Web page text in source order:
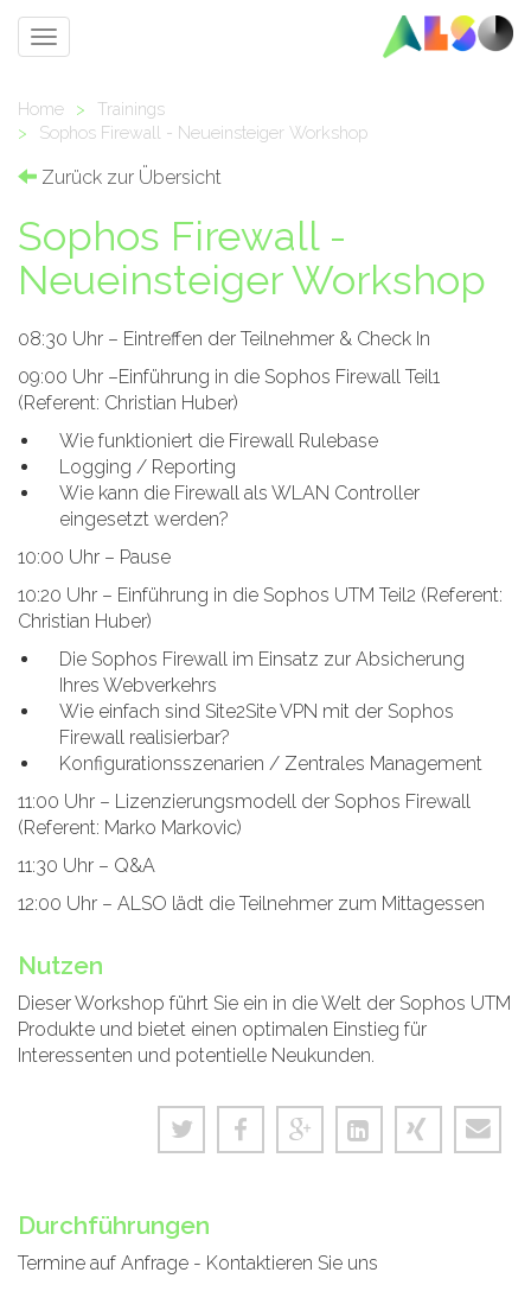
Toggle
Home >
Trainings
>
Sophos Firewall - Neueinsteiger Workshop
Zurück zur Übersicht
Sophos Firewall -
Neueinsteiger Workshop
08:30 Uhr – Eintreffen der Teilnehmer & Check In
09:00 Uhr –Einführung in die Sophos Firewall Teil1
(Referent: Christian Huber)
Wie funktioniert die Firewall Rulebase
Logging / Reporting
Wie kann die Firewall als WLAN Controller
eingesetzt werden?
10:00 Uhr – Pause
10:20 Uhr – Einführung in die Sophos UTM Teil2 (Referent:
Christian Huber)
Die Sophos Firewall im Einsatz zur Absicherung
Ihres Webverkehrs
Wie einfach sind Site2Site VPN mit der Sophos
Firewall realisierbar?
Konfigurationsszenarien / Zentrales Management
11:00 Uhr – Lizenzierungsmodell der Sophos Firewall
(Referent: Marko Markovic)
11:30 Uhr – Q&A
12:00 Uhr – ALSO lädt die Teilnehmer zum Mittagessen
Nutzen
Dieser Workshop führt Sie ein in die Welt der Sophos UTM
Produkte und bietet einen optimalen Einstieg für
Interessenten und potentielle Neukunden.
Durchführungen
Termine auf Anfrage - Kontaktieren Sie uns